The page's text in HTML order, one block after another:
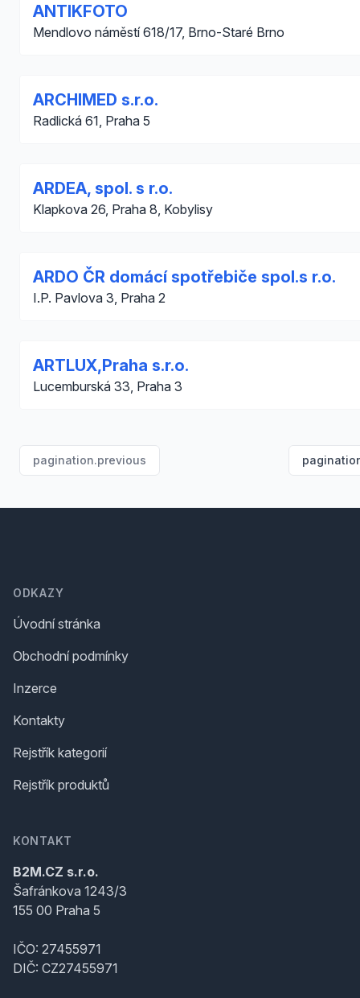
ANTIKFOTO
Mendlovo náměstí 618/17, Brno-Staré Brno
ARCHIMED s.r.o.
Radlická 61, Praha 5
ARDEA, spol. s r.o.
Klapkova 26, Praha 8, Kobylisy
ARDO ČR domácí spotřebiče spol.s r.o.
I.P. Pavlova 3, Praha 2
ARTLUX,Praha s.r.o.
Lucemburská 33, Praha 3
pagination.previous
ODKAZY
Úvodní stránka
Obchodní podmínky
Inzerce
Kontakty
Rejstřík kategorií
Rejstřík produktů
KONTAKT
B2M.CZ s.r.o.
Šafránkova 1243/3
155 00 Praha 5
IČO: 27455971
DIČ: CZ27455971